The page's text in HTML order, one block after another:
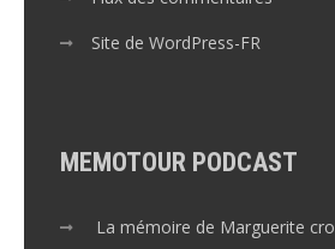
Site de WordPress-FR
MEMOTOUR PODCAST
La mémoire de Marguerite